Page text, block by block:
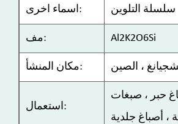
اسماء اخرى: سلسلة التلوين
مف: Al2K2O6Si
مكان المنشأ: ، الصين
استعمال:
حبر ، صبغات
، أصباغ جلدية